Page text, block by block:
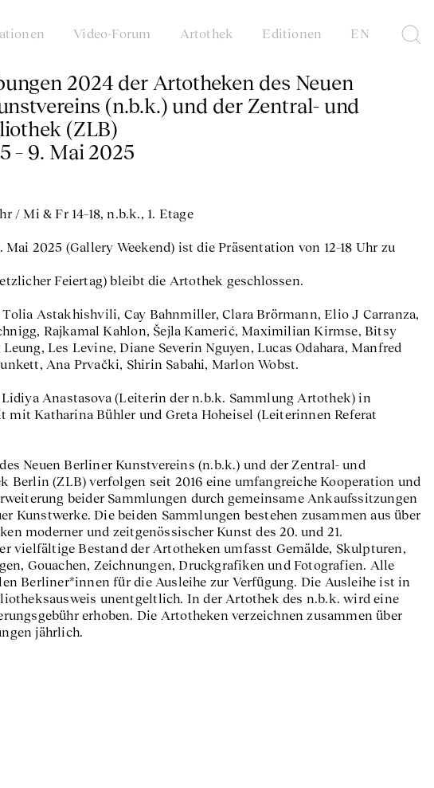
Video-Forum Artothek Editionen EN
2024 der Artotheken des Neuen
(n.b.k.) und der Zentral- und
(ZLB)
– 9. Mai 2025
/ Mi & Fr 14–18, n.b.k., 1. Etage
Mai 2025 (Gallery Weekend) ist die Präsentation von 12–18 Uhr zu
Feiertag) bleibt die Artothek geschlossen.
Astakhishvili, Cay Bahnmiller, Clara Brörmann, Elio J Carranza,
Rajkamal Kahlon, Šejla Kamerić, Maximilian Kirmse, Bitsy
Les Levine, Diane Severin Nguyen, Lucas Odahara, Manfred
Ana Prvački, Shirin Sabahi, Marlon Wobst.
Anastasova (Leiterin der n.b.k. Sammlung Artothek) in
mit Katharina Bühler und Greta Hoheisel (Leiterinnen Referat
Neuen Berliner Kunstvereins (n.b.k.) und der Zentral- und
Berlin (ZLB) verfolgen seit 2016 eine umfangreiche Kooperation und
beider Sammlungen durch gemeinsame Ankaufssitzungen
Kunstwerke. Die beiden Sammlungen bestehen zusammen aus über
moderner und zeitgenössischer Kunst des 20. und 21.
vielfältige Bestand der Artotheken umfasst Gemälde, Skulpturen,
Gouachen, Zeichnungen, Druckgrafiken und Fotografien. Alle
Berliner*innen für die Ausleihe zur Verfügung. Die Ausleihe ist in
unentgeltlich. In der Artothek des n.b.k. wird eine
erhoben. Die Artotheken verzeichnen zusammen über
jährlich.